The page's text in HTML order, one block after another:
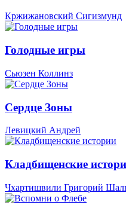
Кржижановский Сигизмунд
Голодные игры
Сьюзен Коллинз
Сердце Зоны
Левицкий Андрей
Кладбищенские
Чхартишвили Григорий